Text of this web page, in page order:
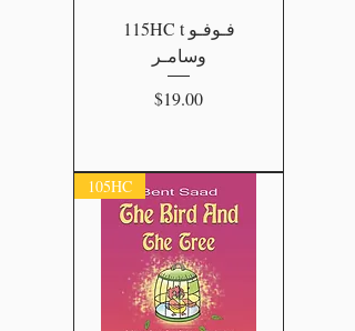
115HC t فـوفـو
وسامـر
Price
$19.00
105HC